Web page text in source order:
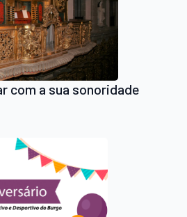
com a sua sonoridade